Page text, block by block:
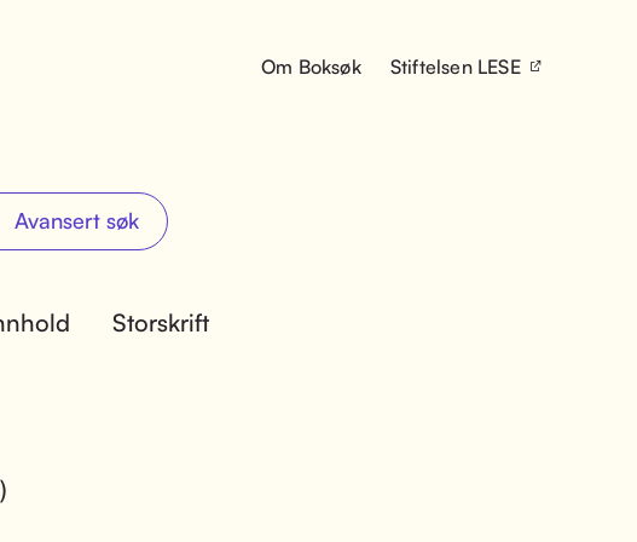
Om Boksøk Stiftelsen LESE
Avansert søk
Storskrift